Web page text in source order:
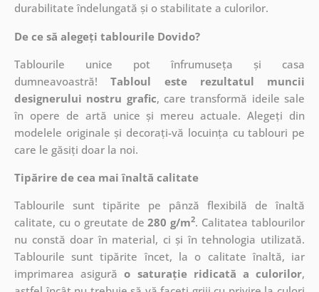
durabilitate îndelungată și o stabilitate a culorilor.
De ce să alegeți tablourile Dovido?
Tablourile unice pot înfrumuseța și casa
dumneavoastră!Tabloul este rezultatul muncii
designerului nostru grafic, caretransformă ideile sale
în opere de artă unice și mereu actuale. Alegeți din
modelele originale și decorați-vă locuința cu tablouri pe
care le găsiți doar la noi.
Tipărire de cea mai înaltă calitate
Tablourile sunt tipărite pe pânză flexibilă de înaltă
calitate, cu o greutate de280 g/m2. Calitatea tablourilor
nu constă doar în material, ci și în tehnologia utilizată.
Tablourile sunt tipărite încet, la o calitate înaltă, iar
imprimarea asigurăo saturație ridicată a culorilor,